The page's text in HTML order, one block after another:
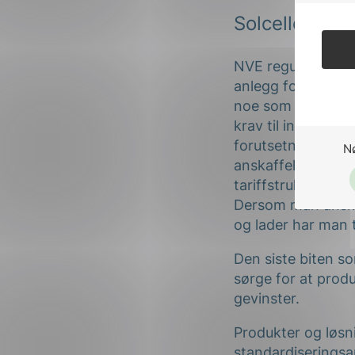
Solcelleanlegg
NVE regulerer
anlegg for
noe som tilsvarer
krav til
forutsetning for å
anskaffelse og
tariffstruktur som
Dersom man
og lader har
Den siste biten
sørge for at
gevinster.
Produkter og